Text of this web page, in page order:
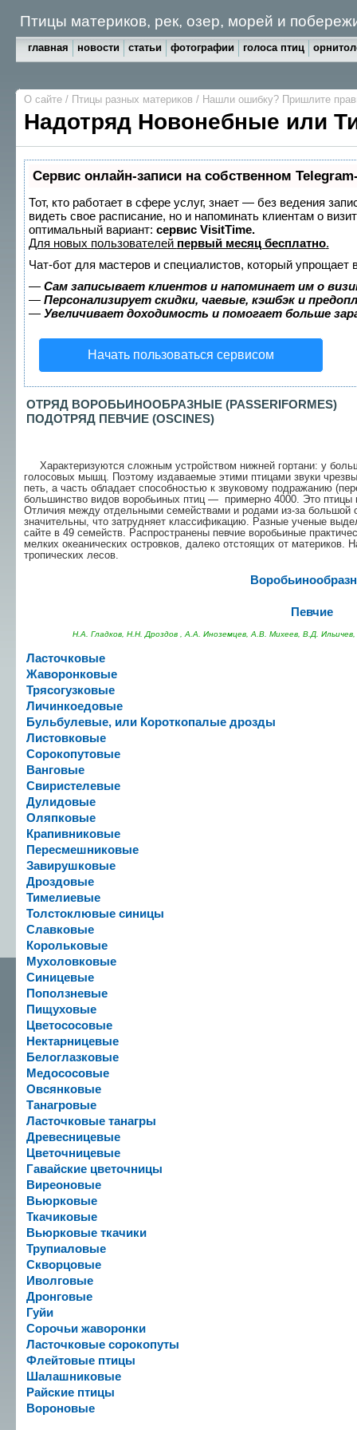
Птицы материков, рек, озер, морей и
главная новости статьи фотографии голоса птиц
О сайте / Птицы разных материков / Нашли ошибку? Пришлите
Надотряд Новонебные или
Сервис онлайн-записи на собственном
Тот, кто работает в сфере услуг, знает — без ведения
видеть свое расписание, но и напоминать клиентам о
оптимальный вариант: сервис VisitTime.
Для новых пользователей первый месяц бесплатно.
Чат-бот для мастеров и специалистов, который упрощает
— Сам записывает клиентов и напоминает им о
— Персонализирует скидки, чаевые, кэшбэк и
— Увеличивает доходимость и помогает больше
Начать пользоваться сервисом
ОТРЯД ВОРОБЬИНООБРАЗНЫЕ (PASSERIFORMES)
ПОДОТРЯД ПЕВЧИЕ (OSCINES)
Характеризуются сложным устройством ниж­ней гортани: у
голосовых мышц. Поэтому из­даваемые этими птицами звуки
петь, а часть обладает способностью к звуковому подра­жанию
большинство видов воробьиных птиц — примерно 4000. Это птицы
Отличия между отдельными семействами и родами из-за большой
значительны, что затрудняет классификацию. Раз­ные ученые
сайте в 49 семейств. Рас­пространены певчие воробьиные
мелких океанических островков, далеко отстоящих от
тропических лесов.
Певчие
Н.А. Гладков, Н.Н. Дроздов , А.А. Иноземцев, А.В. Михеев, В.Д.
Ласточковые
Жаворонковые
Трясогузковые
Личинкоедовые
Бульбулевые, или Короткопалые дрозды
Листовковые
Сорокопутовые
Ванговые
Свиристелевые
Дулидовые
Оляпковые
Крапивниковые
Пересмешниковые
Завирушковые
Дроздовые
Тимелиевые
Толстоклювые синицы
Славковые
Корольковые
Мухоловковые
Синицевые
Поползневые
Пищуховые
Цветососовые
Нектарницевые
Белоглазковые
Медососовые
Овсянковые
Танагровые
Ласточковые танагры
Древесницевые
Цветочницевые
Гавайские цветочницы
Виреоновые
Вьюрковые
Ткачиковые
Вьюрковые ткачики
Трупиаловые
Скворцовые
Иволговые
Дронговые
Гуйи
Сорочьи жаворонки
Ласточковые сорокопуты
Флейтовые птицы
Шалашниковые
Райские птицы
Вороновые